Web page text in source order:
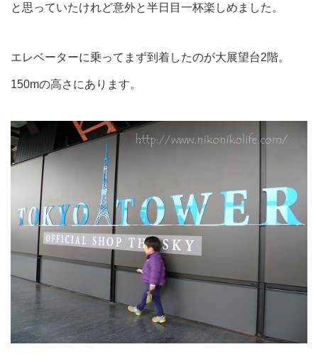
と思っていたけれど意外と半日目一杯楽しめました。
エレベーターに乗ってまず到着したのが大展望台2階。
150mの高さにあります。